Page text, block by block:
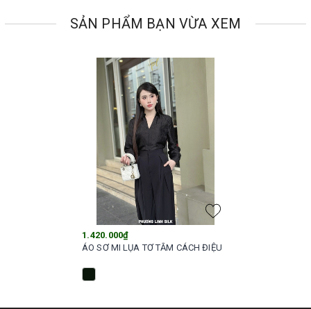
SẢN PHẨM BẠN VỪA XEM
1.420.000₫
ÁO SƠ MI LỤA TƠ TẰM CÁCH ĐIỆU